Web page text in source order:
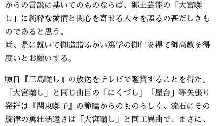
からの言説に基いてのものならば、郷土芸能の「大宮囃
し」に純粋な愛情と関心を寄せる人々を誤るの甚だしきも
のであると思う。
尚、是に就いて御造詣ふかい篤学の御仁を得て御高教を得
度いとお願いする。
頃日『三島囃し』の放送をテレビで鑑賞することを得た。
「大宮囃し」と同じ曲目の「にくづし」「屋台」等矢張り
発祥は『関東囃子』の範疇からのものらしく、流石にその
旋律の勇壮活達さは「大宮囃し」と同工異曲で、まさに、